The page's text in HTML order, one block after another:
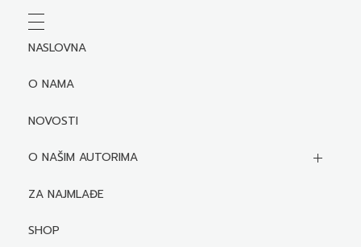
NASLOVNA
O NAMA
NOVOSTI
O NAŠIM AUTORIMA
Biografije autora
Mediji o autorima i njihovim naslovima
ZA NAJMLAĐE
SHOP